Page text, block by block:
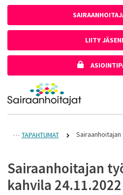
LIITY
Etusivulle
TAPAHTUMAT
Sairaanhoitajan
kahvila 24.11.2022